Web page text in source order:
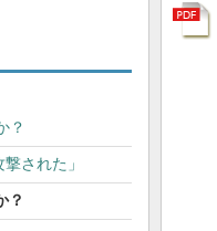
？
された」
？